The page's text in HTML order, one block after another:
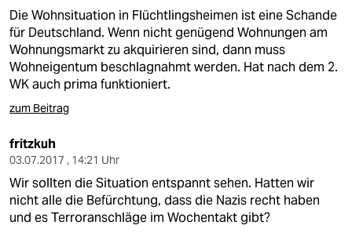
Die Wohnsituation in Flüchtlingsheimen ist eine Schande
für Deutschland. Wenn nicht genügend Wohnungen am
Wohnungsmarkt zu akquirieren sind, dann muss
Wohneigentum beschlagnahmt werden. Hat nach dem 2.
WK auch prima funktioniert.
zum Beitrag
fritzkuh
03.07.2017 , 14:21 Uhr
Wir sollten die Situation entspannt sehen. Hatten wir
nicht alle die Befürchtung, dass die Nazis recht haben
und es Terroranschläge im Wochentakt gibt?